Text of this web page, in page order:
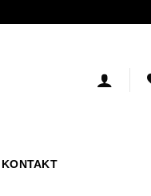
KONTAKT